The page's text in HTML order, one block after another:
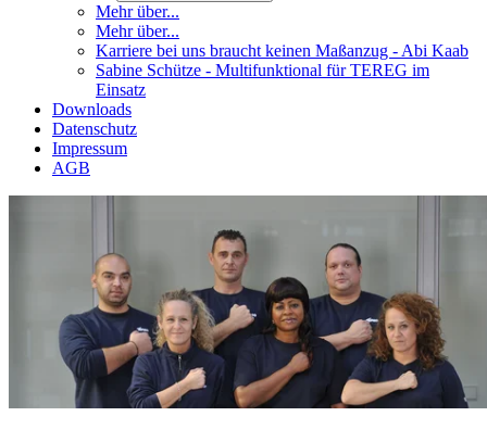
Mehr über...
Mehr über...
Karriere bei uns braucht keinen Maßanzug - Abi Kaab
Sabine Schütze - Multifunktional für TEREG im
Einsatz
Downloads
Datenschutz
Impressum
AGB